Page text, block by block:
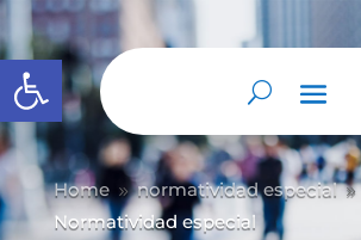
Abrir barra de herramientas
Home 9 normatividad especial 9
Normatividad especial